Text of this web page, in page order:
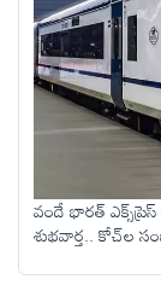
క్రీడలు
వ్యాపారం
లైఫ్
స్టైల్
వందే భారత్‌
శుభవార్త.. కోచ్‌ల